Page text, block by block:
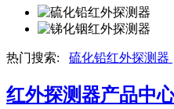
热门搜索: 硫化铅红外探测器
红外探测器产品中